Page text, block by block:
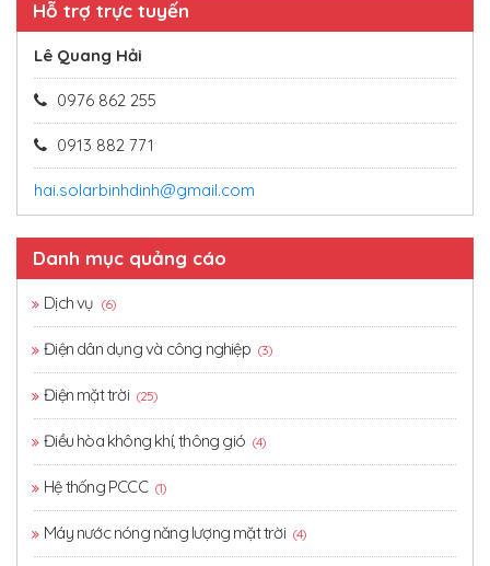
Hỗ trợ trực tuyến
Lê Quang Hải
0976 862 255
0913 882 771
hai.solarbinhdinh@gmail.com
Danh mục quảng cáo
Dịch vụ (6)
Điện dân dụng và công nghiệp (3)
Điện mặt trời (25)
Điều hòa không khí, thông gió (4)
Hệ thống PCCC (1)
Máy nước nóng năng lượng mặt trời (4)